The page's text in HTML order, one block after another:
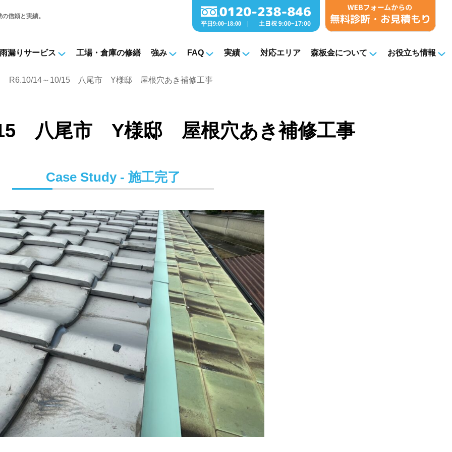
信頼と実績。
雨漏りサービス 工場・倉庫の修繕 強み FAQ 実績 対応エリア 森板金について
お役立ち情報
R6.10/14～10/15 八尾市 Y様邸 屋根穴あき補修工事
八尾市 Y様邸 屋根穴あき補修工事
Case Study - 施工完了